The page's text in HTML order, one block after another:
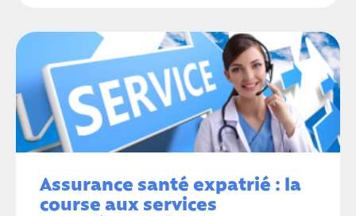
Assurance santé expatrié : la
course aux services